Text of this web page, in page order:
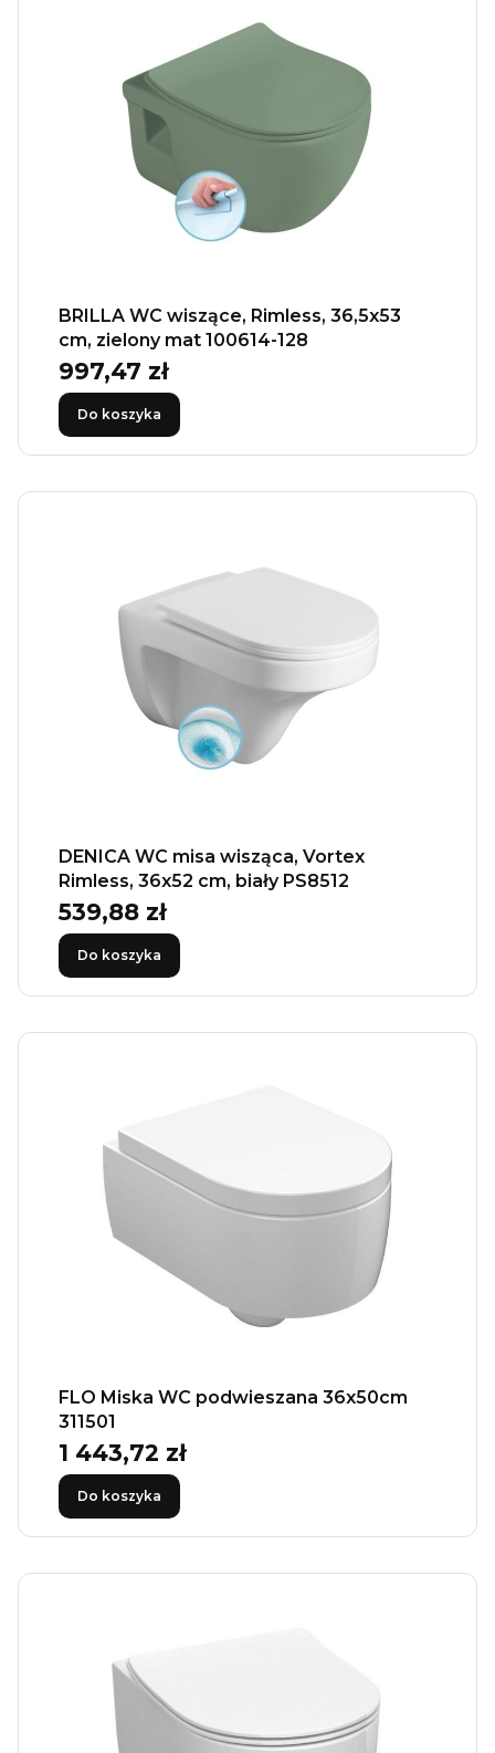
BRILLA WC wiszące, Rimless, 36,5x53
cm, zielony mat 100614-128
Cena
997,47 zł
Do koszyka
DENICA WC misa wisząca, Vortex
Rimless, 36x52 cm, biały PS8512
Cena
539,88 zł
Do koszyka
FLO Miska WC podwieszana 36x50cm
311501
Cena
1 443,72 zł
Do koszyka